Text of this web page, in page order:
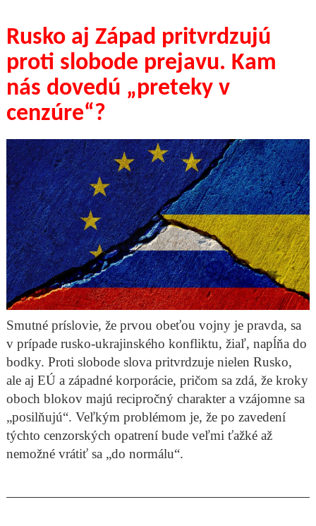
Rusko aj Západ pritvrdzujú
proti slobode prejavu. Kam
nás dovedú „preteky v
cenzúre“?
Smutné príslovie, že prvou obeťou vojny je pravda, sa
v prípade rusko-ukrajinského konfliktu, žiaľ, napĺňa do
bodky. Proti slobode slova pritvrdzuje nielen Rusko,
ale aj EÚ a západné korporácie, pričom sa zdá, že kroky
oboch blokov majú recipročný charakter a vzájomne sa
„posilňujú“. Veľkým problémom je, že po zavedení
týchto cenzorských opatrení bude veľmi ťažké až
nemožné vrátiť sa „do normálu“.